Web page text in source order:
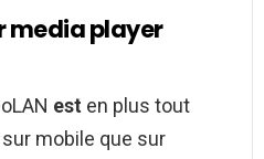
media player
est en plus tout
mobile que sur